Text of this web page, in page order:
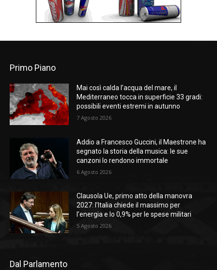
Primo Piano
Mai così calda l’acqua del mare, il
Mediterraneo tocca in superficie 33 gradi:
possibili eventi estremi in autunno
7 Agosto 2026
Addio a Francesco Guccini, il Maestrone ha
segnato la storia della musica: le sue
canzoni lo rendono immortale
6 Agosto 2026
Clausola Ue, primo atto della manovra
2027: l’Italia chiede il massimo per
l’energia e lo 0,9% per le spese militari
5 Agosto 2026
Dal Parlamento